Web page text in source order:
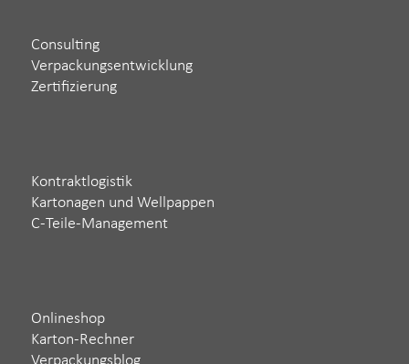
Consulting
Verpackungsentwicklung
Zertifizierung
Kontraktlogistik
Kartonagen und Wellpappen
C-Teile-Management
Onlineshop
Karton-Rechner